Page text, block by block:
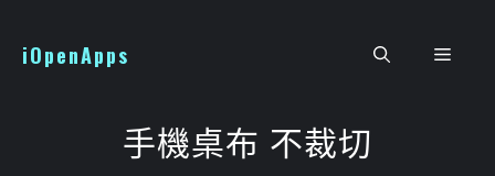
iOpenApps 選
手機桌布 不裁切